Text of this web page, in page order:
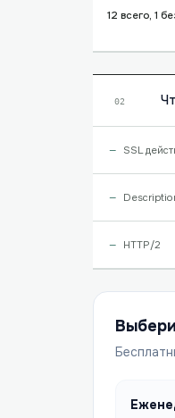
12 всего, 1
02
SSL
HTTP/2